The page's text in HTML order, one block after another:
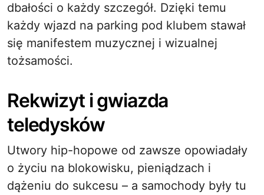
dbałości o każdy szczegół. Dzięki temu
każdy wjazd na parking pod klubem stawał
się manifestem muzycznej i wizualnej
tożsamości.
Rekwizyt i gwiazda
teledysków
Utwory hip-hopowe od zawsze opowiadały
o życiu na blokowisku, pieniądzach i
dążeniu do sukcesu – a samochody były tu